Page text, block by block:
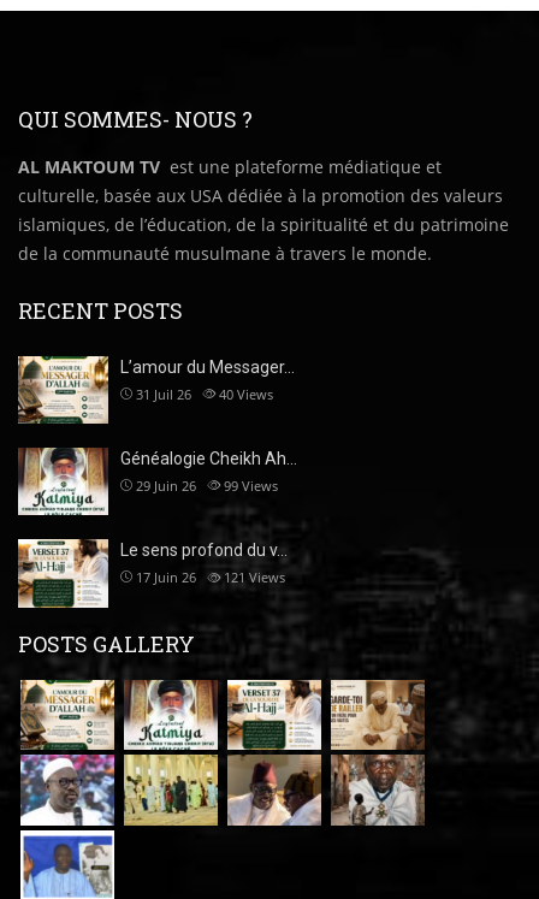
QUI SOMMES- NOUS ?
AL MAKTOUM TV est une plateforme médiatique et
culturelle, basée aux USA dédiée à la promotion des valeurs
islamiques, de l’éducation, de la spiritualité et du patrimoine
de la communauté musulmane à travers le monde.
RECENT POSTS
L’amour du Messager…
31 Juil 26 40 Views
Généalogie Cheikh Ah…
29 Juin 26 99 Views
Le sens profond du v…
17 Juin 26 121 Views
POSTS GALLERY